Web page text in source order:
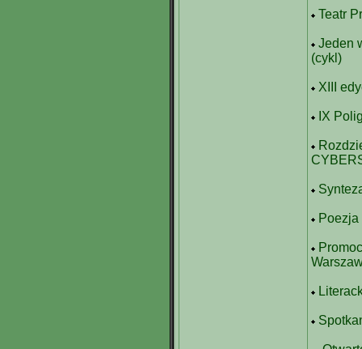
Teatr
Jeden
(cykl)
XIII
IX
Poezja